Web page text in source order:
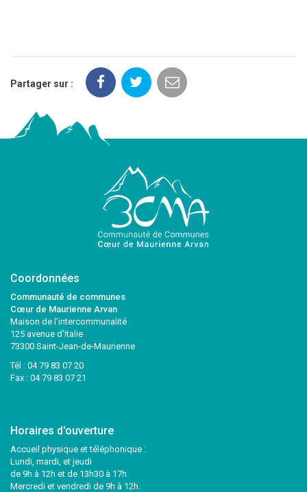
Partager sur :
Coordonnées
Communauté de communes
Cœur de Maurienne Arvan
Maison de l’intercommunalité
125 avenue d’Italie
73300 Saint-Jean-de-Maurienne
Tél : 04 79 83 07 20
Fax : 04 79 83 07 21
Horaires d'ouverture
Accueil physique et téléphonique :
Lundi, mardi, et jeudi
de 9h à 12h et de 13h30 à 17h.
Mercredi et vendredi de 9h à 12h.